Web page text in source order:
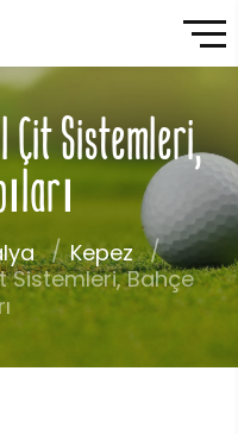
Çit Sistemleri,
Kepez
Sistemleri, Bahçe